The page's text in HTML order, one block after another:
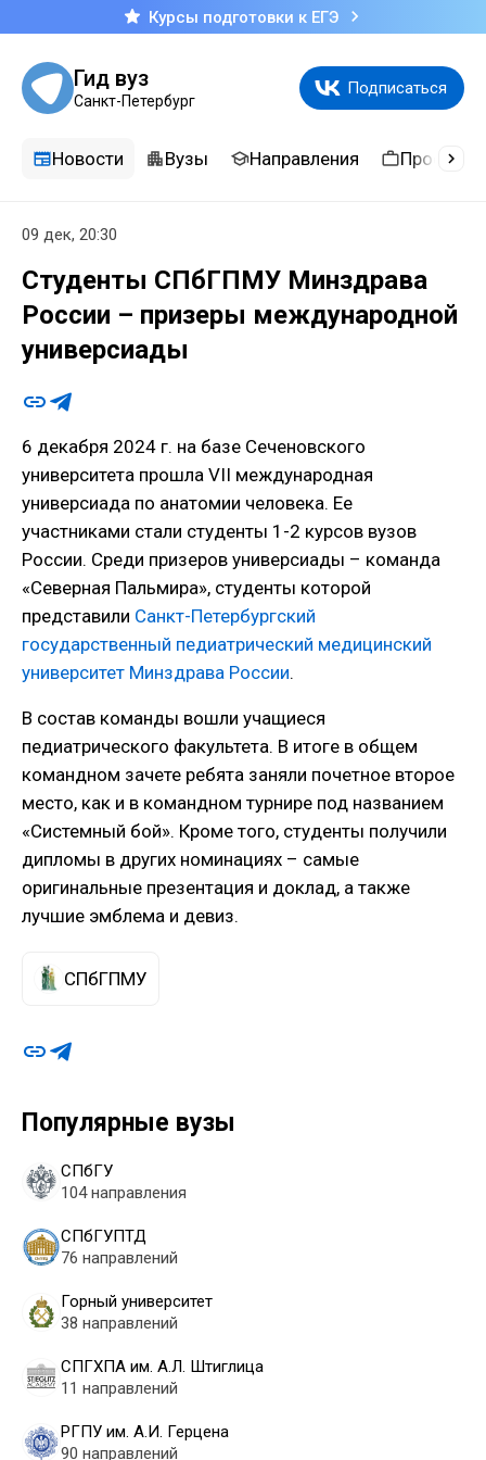
Курсы подготовки к ЕГЭ
Гид вуз
Санкт-Петербург
Подписаться
Новости Вузы Направления
Популярные вузы
СПбГУ
104 направления
СПбГУПТД
76 направлений
Горный университет
38 направлений
СПГХПА им. А.Л. Штиглица
11 направлений
РГПУ им. А.И. Герцена
90 направлений
09 дек, 20:30
Студенты СПбГПМУ Минздрава
России – призеры международной
универсиады
6 декабря 2024 г. на базе Сеченовского
университета прошла VII международная
универсиада по анатомии человека. Ее
участниками стали студенты 1-2 курсов вузов
России. Среди призеров универсиады – команда
«Северная Пальмира», студенты которой
представили Санкт-Петербургский
государственный педиатрический медицинский
университет Минздрава России.
В состав команды вошли учащиеся
педиатрического факультета. В итоге в общем
командном зачете ребята заняли почетное второе
место, как и в командном турнире под названием
«Системный бой». Кроме того, студенты получили
дипломы в других номинациях – самые
оригинальные презентация и доклад, а также
лучшие эмблема и девиз.
СПбГПМУ